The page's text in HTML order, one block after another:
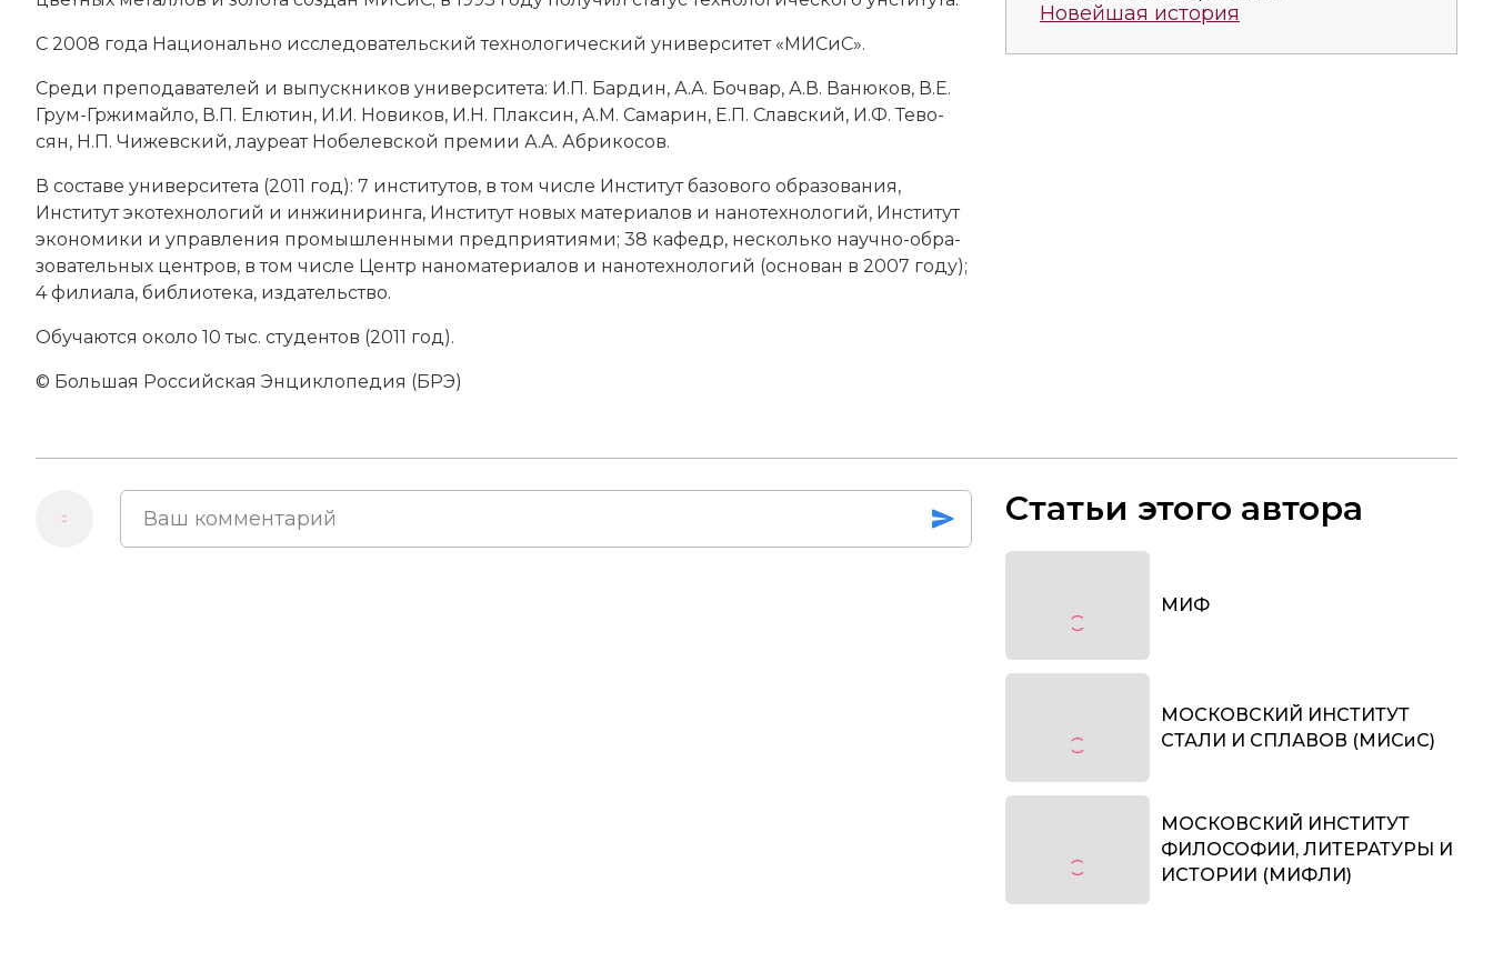
С 2008 года Национально ис­сле­до­ва­тель­ский тех­но­ло­гический университет «МИСиС».
Сре­ди пре­по­да­ва­те­лей и вы­пу­ск­ни­ков университета: И.П. Бар­дин, А.А. Боч­вар, А.В. Ва­ню­ков, В.Е.
Грум-Гржи­май­ло, В.П. Елю­тин, И.И. Но­ви­ков, И.Н. Плак­син, А.М. Са­ма­рин, Е.П. Слав­ский, И.Ф. Те­во­
сян, Н.П. Чи­жев­ский, лау­ре­ат Но­бе­лев­ской премии А.А. Аб­ри­ко­сов.
В со­ста­ве университета (2011 год): 7 институтов, в том числе Институт ба­зо­во­го об­ра­зо­ва­ния,
Институт эко­тех­но­ло­гий и ин­жи­ни­рин­га, Институт но­вых ма­те­риа­лов и на­но­тех­но­ло­гий, Институт
эко­но­ми­ки и уп­рав­ле­ния промышленными пред­прия­тия­ми; 38 ка­федр, несколько на­уч­но-об­ра­
зо­вательных це­нт­ров, в том числе Центр на­но­ма­те­риа­лов и на­но­тех­но­ло­гий (ос­но­ван в 2007 году);
4 фи­лиа­ла, биб­лио­те­ка, из­да­тель­ст­во.
Об­уча­ют­ся около 10 тыс. сту­ден­тов (2011 год).
© Большая Российская Энциклопедия (БРЭ)
Новейшая история
Статьи этого автора
МИФ
МОСКОВСКИЙ ИНСТИТУТ
СТАЛИ И СПЛАВОВ (МИСиС)
МОСКОВСКИЙ ИНСТИТУТ
ФИЛОСОФИИ, ЛИТЕРАТУРЫ И
ИСТОРИИ (МИФЛИ)